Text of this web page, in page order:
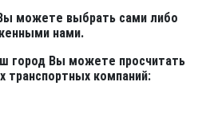
можете выбрать сами либо
нами.
город Вы можете просчитать
транспортных компаний: